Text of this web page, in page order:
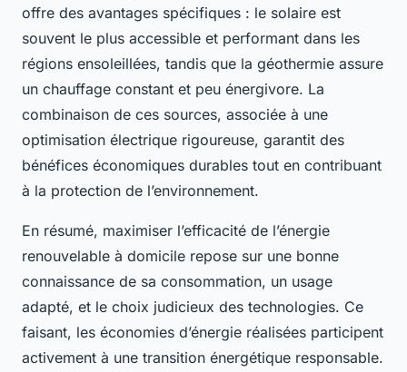
offre des avantages spécifiques : le solaire est
souvent le plus accessible et performant dans les
régions ensoleillées, tandis que la géothermie assure
un chauffage constant et peu énergivore. La
combinaison de ces sources, associée à une
optimisation électrique rigoureuse, garantit des
bénéfices économiques durables tout en contribuant
à la protection de l’environnement.
En résumé, maximiser l’efficacité de l’énergie
renouvelable à domicile repose sur une bonne
connaissance de sa consommation, un usage
adapté, et le choix judicieux des technologies. Ce
faisant, les économies d’énergie réalisées participent
activement à une transition énergétique responsable.